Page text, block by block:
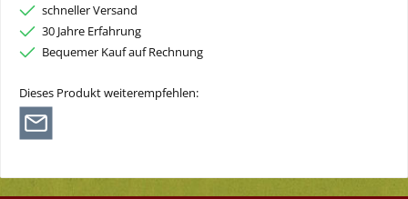
schneller Versand
30 Jahre Erfahrung
Bequemer Kauf auf Rechnung
Dieses Produkt weiterempfehlen: